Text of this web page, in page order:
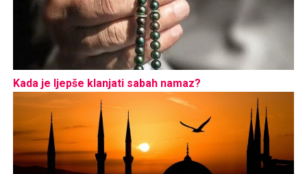
Kada je ljepše klanjati sabah namaz?